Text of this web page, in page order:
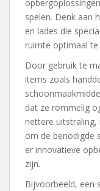
spelen. Denk aan
en lades die
ruimte optimaal te
Door gebruik te
items zoals
dat ze rommelig
nettere
om de benodigde
er innovatieve
zijn.
Bijvoorbeeld, een